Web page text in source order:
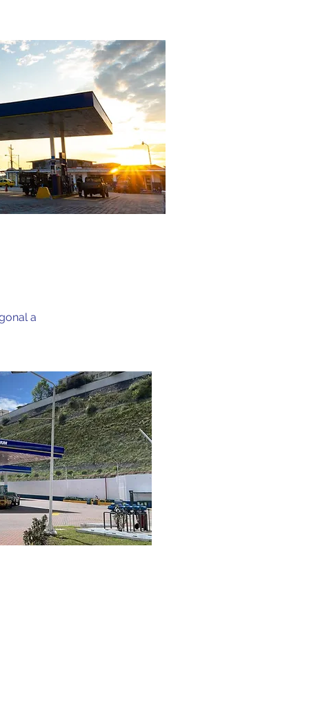
a